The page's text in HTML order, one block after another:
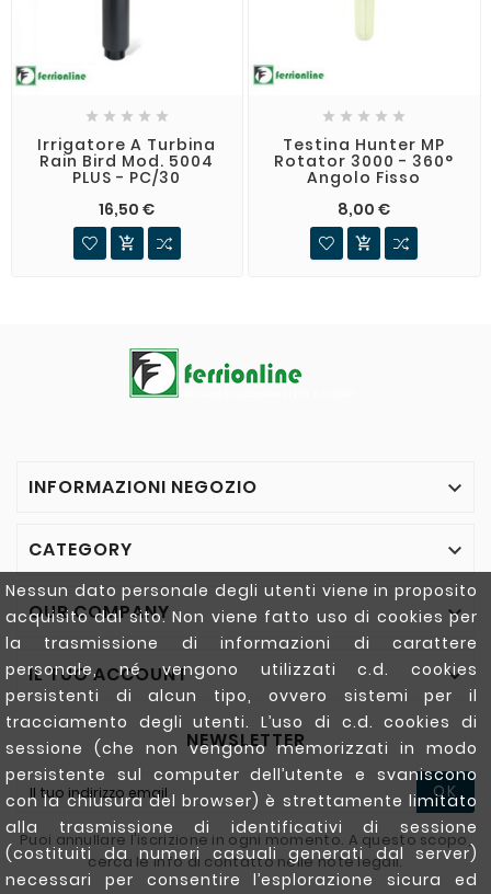
Nessun dato personale degli utenti viene in proposito
acquisito dal sito. Non viene fatto uso di cookies per
la trasmissione di informazioni di carattere
personale, né vengono utilizzati c.d. cookies
persistenti di alcun tipo, ovvero sistemi per il
tracciamento degli utenti. L’uso di c.d. cookies di
sessione (che non vengono memorizzati in modo
persistente sul computer dell’utente e svaniscono
con la chiusura del browser) è strettamente limitato
alla trasmissione di identificativi di sessione
(costituiti da numeri casuali generati dal server)
necessari per consentire l’esplorazione sicura ed
    
Irrigatore A Turbina
Rain Bird Mod. 5004
PLUS - PC/30
16,50 €

    
Testina Hunter MP
Rotator 3000 - 360°
Angolo Fisso
8,00 €

INFORMAZIONI NEGOZIO 
CATEGORY 
OUR COMPANY 
IL TUO ACCOUNT 
NEWSLETTER
OK
Puoi annullare l'iscrizione in ogni momento. A questo scopo,
cerca le info di contatto nelle note legali.